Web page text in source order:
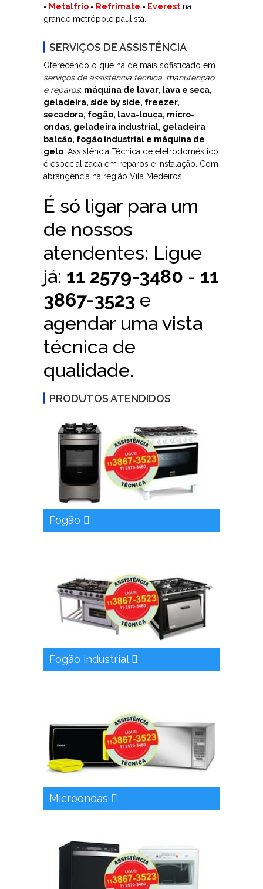
- Metalfrio - Refrimate - Everest na
grande metrópole paulista.
SERVIÇOS DE ASSISTÊNCIA
Oferecendo o que há de mais sofisticado em
serviços de assistência técnica, manutenção
e reparos: máquina de lavar, lava e seca,
geladeira, side by side, freezer,
secadora, fogão, lava-louça, micro-
ondas, geladeira industrial, geladeira
balcão, fogão industrial e máquina de
gelo. Assistência Técnica de eletrodoméstico
é especializada em reparos e instalação. Com
abrangência na região Vila Medeiros.
É só ligar para um
de nossos
atendentes: Ligue
já: 11 2579-3480 - 11
3867-3523 e
agendar uma vista
técnica de
qualidade.
PRODUTOS ATENDIDOS
Fogão
Fogão industrial
Microondas